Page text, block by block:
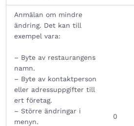
Anmälan om mindre
ändring. Det kan till
exempel vara:
– Byte av restaurangens
namn.
– Byte av kontaktperson
eller adressuppgifter till
ert företag.
– Större ändringar i
menyn.
0